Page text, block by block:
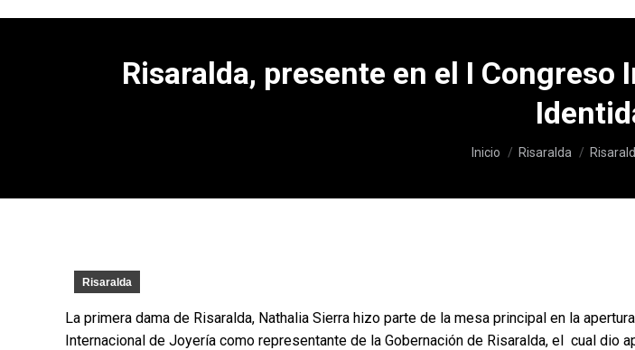
Risaralda, presente en el I
Estás aquí:
Inicio Risaralda
Risaralda
La primera dama de Risaralda, Nathalia Sierra hizo parte de la mesa principal en la
Internacional de Joyería como representante de la Gobernación de Risaralda, el cual dio